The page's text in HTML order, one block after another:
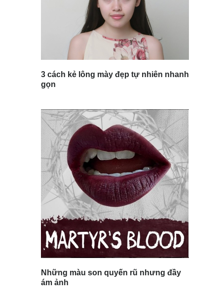
3 cách kẻ lông mày đẹp tự nhiên nhanh
gọn
Những màu son quyến rũ nhưng đầy
ám ảnh